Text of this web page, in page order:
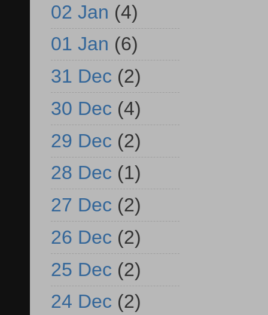
02 Jan (4)
01 Jan (6)
31 Dec (2)
30 Dec (4)
29 Dec (2)
28 Dec (1)
27 Dec (2)
26 Dec (2)
25 Dec (2)
24 Dec (2)